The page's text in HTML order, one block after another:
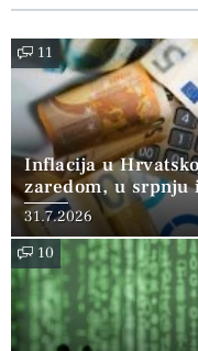
11
Inflacija u
zaredom, u srpnju
31.7.2026
10